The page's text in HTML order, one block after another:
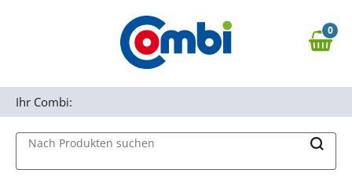
Zur Navigation springen
0,00 €
0
Nach Produkten suchen
Ihr Combi: